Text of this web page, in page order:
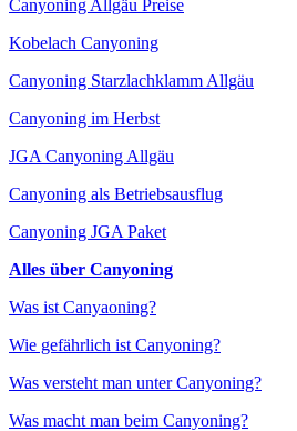
Canyoning Allgäu Preise
Kobelach Canyoning
Canyoning Starzlachklamm Allgäu
Canyoning im Herbst
JGA Canyoning Allgäu
Canyoning als Betriebsausflug
Canyoning JGA Paket
Alles über Canyoning
Was ist Canyaoning?
Wie gefährlich ist Canyoning?
Was versteht man unter Canyoning?
Was macht man beim Canyoning?